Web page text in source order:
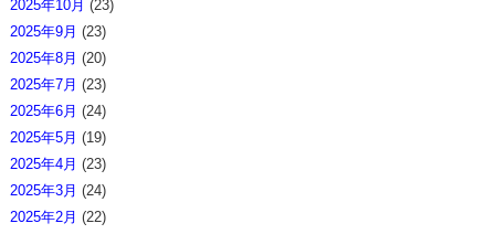
2025年10月 (23)
2025年9月 (23)
2025年8月 (20)
2025年7月 (23)
2025年6月 (24)
2025年5月 (19)
2025年4月 (23)
2025年3月 (24)
2025年2月 (22)